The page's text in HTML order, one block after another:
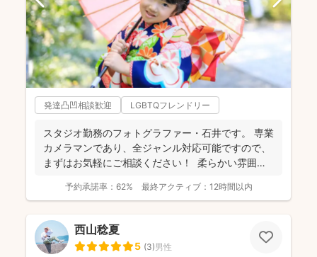
発達凸凹相談歓迎 LGBTQフレンドリー
スタジオ勤務のフォトグラファー・石井です。 専業
カメラマンであり、全ジャンル対応可能ですので、
まずはお気軽にご相談ください！ 柔らかい雰囲気
予約承諾率： 62% 最終アクティブ： 12時間以内
西山稔夏
5 (3)男性